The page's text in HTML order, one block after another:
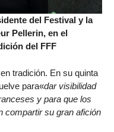
del Festival y la
Pellerin, en el
del FFF
tradición. En su quinta
para«dar visibilidad
y para que los
compartir su gran afición